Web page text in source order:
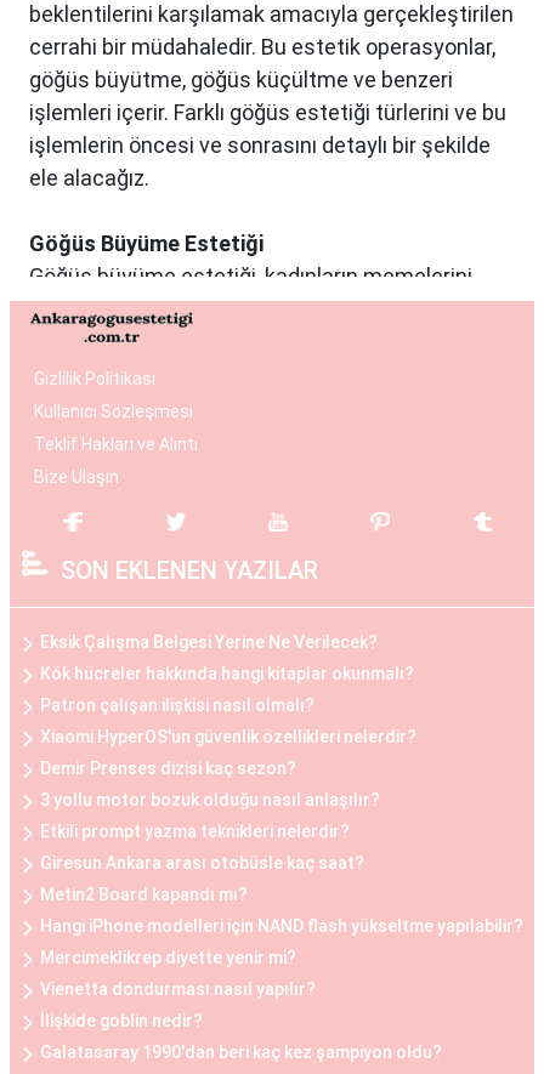
beklentilerini karşılamak amacıyla gerçekleştirilen
cerrahi bir müdahaledir. Bu estetik operasyonlar,
göğüs büyütme, göğüs küçültme ve benzeri
işlemleri içerir. Farklı göğüs estetiği türlerini ve bu
işlemlerin öncesi ve sonrasını detaylı bir şekilde
ele alacağız.
Göğüs Büyüme Estetiği
Göğüs büyüme estetiği, kadınların memelerini
istedikleri boyuta getirmek ve vücut oranlarını
dengelemek istedikleri durumlarda tercih edilen
bir estetik operasyondur. Bu işlemde genellikle
silikon veya tuzlu su dolu implantlar kullanılır.
Operasyon, hasta ile cerrah arasında yapılan
detaylı bir değerlendirme sonucunda kişiye özel
çekici bir görünüm elde etmek isteyen kadınlar
arasında popülerdir.
Göğüs Küçültme Estetiği
Büyük göğüslerin neden olduğu fiziksel
rahatsızlıklar veya estetik kaygılar nedeniyle bazı
kadınlar, göğüs küçültme estetiğini tercih
edebilirler. Bu operasyon, göğüs dokusunun ve
yağın çıkarılması ile gerçekleştirilir. Göğüs
küçültme estetiği, sırt ve boyun ağrılarını
hafifletmek, postürü düzeltmek ve günlük yaşam
kalitesini artırmak isteyen kadınlar arasında
oldukça yaygındır.
Göğüs Küçültme ve Büyütme Öncesi ve Sonrası
Göğüs estetiği operasyonları öncesinde ve
sonrasında belirli adımlar takip edilir. Operasyon
Gizlilik Politikası
Kullanıcı Sözleşmesi
Teklif Hakları ve Alıntı
Bize Ulaşın
SON EKLENEN YAZILAR
Eksik Çalışma Belgesi Yerine Ne Verilecek?
Kök hücreler hakkında hangi kitaplar okunmalı?
Patron çalışan ilişkisi nasıl olmalı?
Xiaomi HyperOS'un güvenlik özellikleri nelerdir?
Demir Prenses dizisi kaç sezon?
3 yollu motor bozuk olduğu nasıl anlaşılır?
Etkili prompt yazma teknikleri nelerdir?
Giresun Ankara arası otobüsle kaç saat?
Metin2 Board kapandı mı?
Hangi iPhone modelleri için NAND flash yükseltme yapılabilir?
Mercimeklikrep diyette yenir mi?
Vienetta dondurması nasıl yapılır?
İlişkide goblin nedir?
Galatasaray 1990'dan beri kaç kez şampiyon oldu?